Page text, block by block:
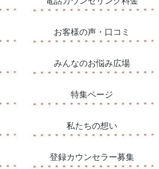
お客様の声・口コミ
​みんなのお悩み広場
特集ページ
私たちの想い
登録カウンセラー募集